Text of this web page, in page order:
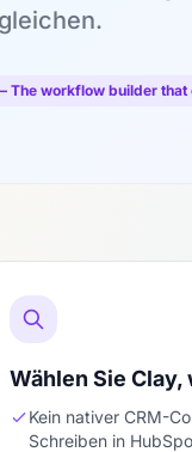
The workflow builder
Wählen Sie
Kein nativer CRM-
Schreiben in